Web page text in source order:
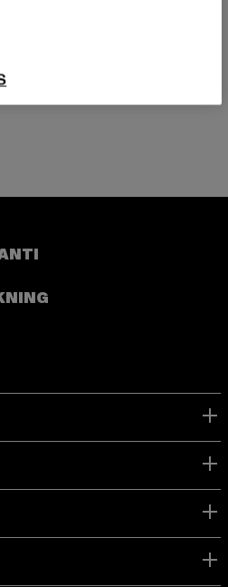
dina uppgifter finns i vår
helst avregistrera dig kostnadsfritt.
page:channel: